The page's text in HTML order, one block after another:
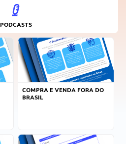
PODCASTS
COMPRA E VENDA FORA DO
BRASIL